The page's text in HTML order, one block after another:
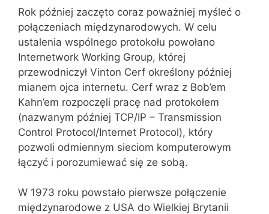
Rok później zaczęto coraz poważniej myśleć o
połączeniach międzynarodowych. W celu
ustalenia wspólnego protokołu powołano
Internetwork Working Group, której
przewodniczył Vinton Cerf określony później
mianem ojca internetu. Cerf wraz z Bob’em
Kahn’em rozpoczęli pracę nad protokołem
(nazwanym później TCP/IP – Transmission
Control Protocol/Internet Protocol), który
pozwoli odmiennym sieciom komputerowym
łączyć i porozumiewać się ze sobą.
W 1973 roku powstało pierwsze połączenie
międzynarodowe z USA do Wielkiej Brytanii